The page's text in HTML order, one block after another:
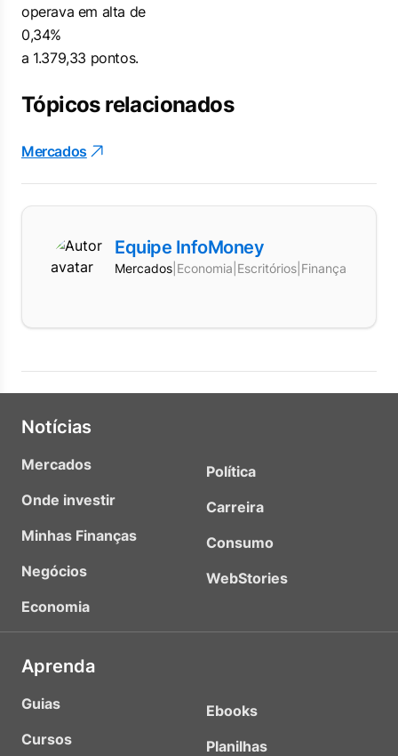
operava em alta de
0,34%
a 1.379,33 pontos.
Tópicos relacionados
Mercados
Equipe InfoMoney
Mercados Economia Escritórios Finanças
Notícias
Mercados
Onde investir
Minhas Finanças
Negócios
Economia
Política
Carreira
Consumo
WebStories
Aprenda
Guias
Cursos
Ebooks
Planilhas